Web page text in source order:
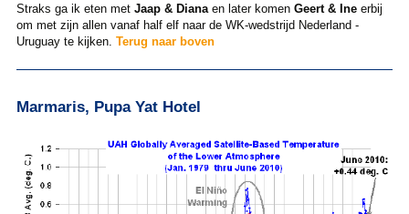
Straks ga ik eten met Jaap & Diana en later komen Geert & Ine erbij
om met zijn allen vanaf half elf naar de WK-wedstrijd Nederland -
Uruguay te kijken. Terug naar boven
Marmaris, Pupa Yat Hotel